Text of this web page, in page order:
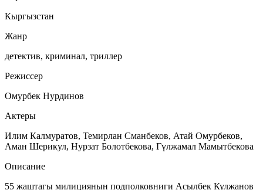
Кыргызстан
Жанр
детектив, криминал, триллер
Режиссер
Омурбек Нурдинов
Актеры
Илим Калмуратов, Темирлан Сманбеков, Атай Омурбеков,
Аман Шерикул, Нурзат Болотбекова, Гүлжамал Мамытбекова
Описание
55 жаштагы милициянын подполковниги Асылбек Кулжанов